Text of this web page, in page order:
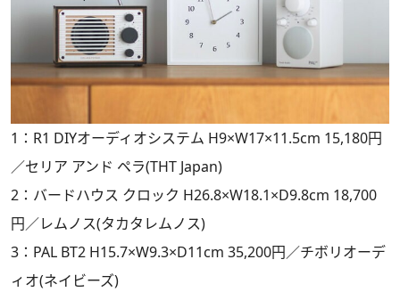
1：R1 DIYオーディオシステム H9×W17×11.5cm 15,180円
／セリア アンド ペラ(THT Japan)
2：バードハウス クロック H26.8×W18.1×D9.8cm 18,700
円／レムノス(タカタレムノス)
3：PAL BT2 H15.7×W9.3×D11cm 35,200円／チボリオーデ
ィオ(ネイビーズ)